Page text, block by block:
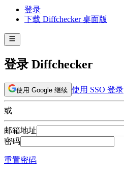
登录
下载 Diffchecker 桌面版
登录 Diffchecker
使用 Google 继续 使用 SSO 登录
或
邮箱地址
密码
重置密码